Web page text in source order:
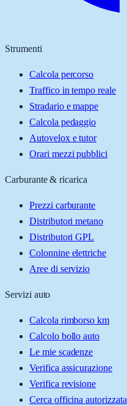
Strumenti
Calcola percorso
Traffico in tempo reale
Stradario e mappe
Calcola pedaggio
Autovelox e tutor
Orari mezzi pubblici
Carburante & ricarica
Prezzi carburante
Distributori metano
Distributori GPL
Colonnine elettriche
Aree di servizio
Servizi auto
Calcola rimborso km
Calcolo bollo auto
Le mie scadenze
Verifica assicurazione
Verifica revisione
Cerca officina autorizzata